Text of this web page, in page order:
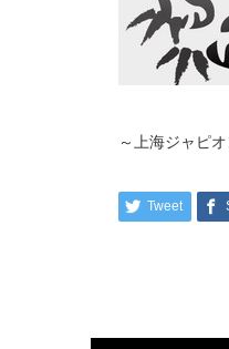
～上海ジャピ
Tweet